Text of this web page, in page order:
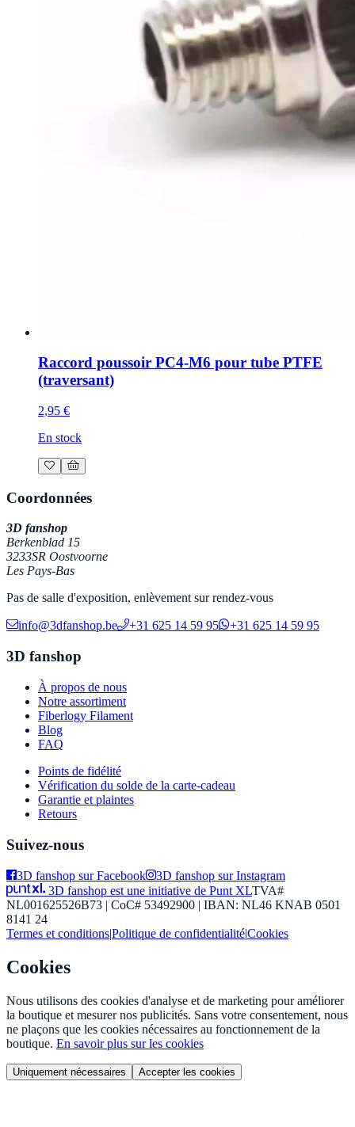
Raccord poussoir PC4-M6 pour tube PTFE
(traversant)
2,95 €
En stock
Coordonnées
3D fanshop
Berkenblad 15
3233SR Oostvoorne
Les Pays-Bas
Pas de salle d'exposition, enlèvement sur rendez-vous
info@3dfanshop.be +31 625 14 59 95 +31 625 14 59 95
3D fanshop
À propos de nous
Notre assortiment
Fiberlogy Filament
Blog
FAQ
Points de fidélité
Vérification du solde de la carte-cadeau
Garantie et plaintes
Retours
Suivez-nous
3D fanshop sur Facebook
3D fanshop sur Instagram
3D fanshop est une initiative de Punt XLTVA#
NL001625526B73 | CoC# 53492900 | IBAN: NL46 KNAB 0501
8141 24
Termes et conditions|Politique de confidentialité|Cookies
Cookies
Nous utilisons des cookies d'analyse et de marketing pour améliorer
la boutique et mesurer nos publicités. Sans votre consentement, nous
ne plaçons que les cookies nécessaires au fonctionnement de la
boutique. En savoir plus sur les cookies
Uniquement nécessaires Accepter les cookies